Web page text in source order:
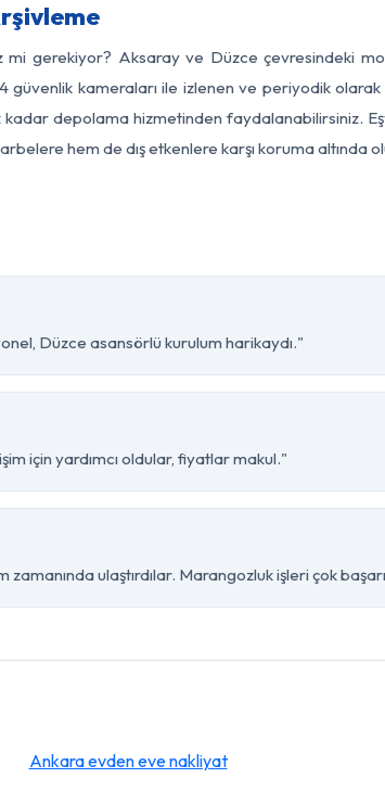
mi gerekiyor? Aksaray ve Düzce çevresindeki
kameraları ile izlenen ve periyodik
depolama hizmetinden faydalanabilirsiniz.
hem de dış etkenlere karşı koruma altında
Düzce asansörlü kurulum harikaydı."
için yardımcı oldular, fiyatlar makul."
ulaştırdılar. Marangozluk işleri çok
Ankara evden eve nakliyat